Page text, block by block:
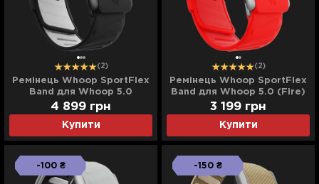
(2)
Ремінець Whoop SportFlex
Band для Whoop 5.0
(Gravity)
Купити
4 899 грн
(2)
Ремінець Whoop SportFlex
Band для Whoop 5.0 (Fire)
Купити
3 199 грн
-100 ₴ -150 ₴